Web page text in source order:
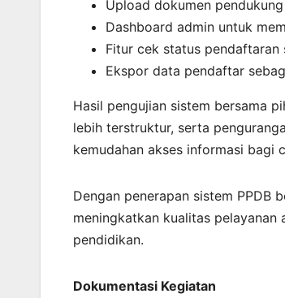
Upload dokumen
Dashboard admin untuk
Fitur cek status pendaftaran
Ekspor data pendaftar
Hasil pengujian sistem bersama
lebih terstruktur, serta
kemudahan akses informasi bagi
Dengan penerapan sistem PPDB
meningkatkan kualitas
pendidikan.
Dokumentasi Kegiatan